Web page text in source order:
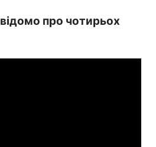
відомо про чотирьох